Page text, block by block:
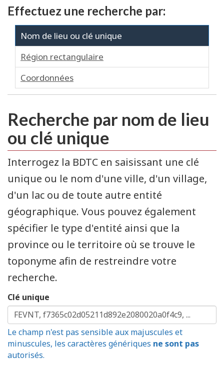
Effectuez une recherche par:
Nom de lieu ou clé unique
Région rectangulaire
Coordonnées
Recherche par nom de lieu
ou clé unique
Interrogez la BDTC en saisissant une clé
unique ou le nom d'une ville, d'un village,
d'un lac ou de toute autre entité
géographique. Vous pouvez également
spécifier le type d'entité ainsi que la
province ou le territoire où se trouve le
toponyme afin de restreindre votre
recherche.
Clé unique
Le champ n'est pas sensible aux majuscules et
minuscules, les caractères génériques ne sont pas
autorisés.